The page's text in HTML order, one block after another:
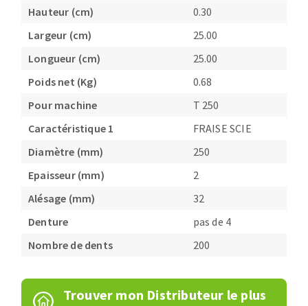
Scies à ruban
Perceuses
Tourets
Ponceuses
Tours à métaux
Tables
Fraises scies
Rubans
Fraise HSS
Hauteur (cm)
0.30
Largeur (cm)
25.00
Longueur (cm)
25.00
Poids net (Kg)
0.68
Pour machine
T 250
Caractéristique 1
FRAISE SCIE
Diamètre (mm)
250
Epaisseur (mm)
2
Alésage (mm)
32
Denture
pas de 4
Nombre de dents
200
Trouver mon Distributeur le plus